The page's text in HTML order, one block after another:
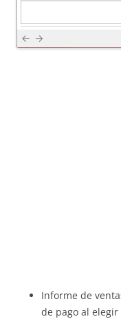
Informe de
de pago al elegir